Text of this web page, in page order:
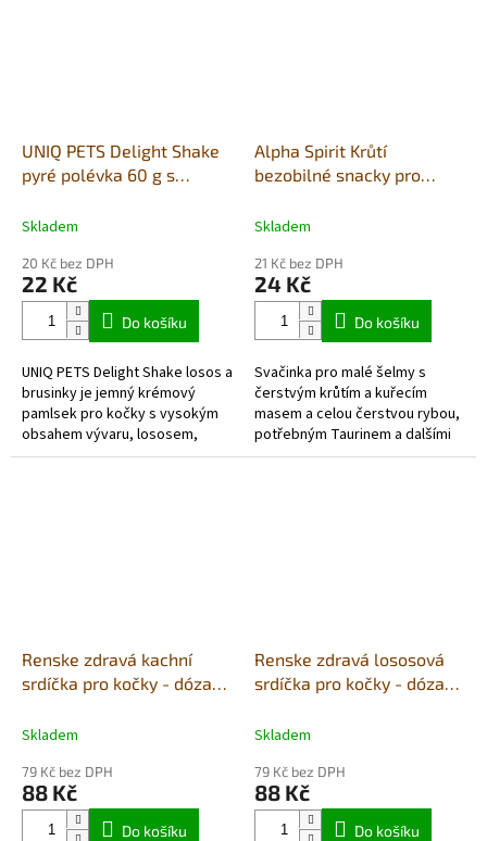
UNIQ PETS Delight Shake
pyré polévka 60 g s
bal.)
Skladem
20 Kč bez DPH
22 Kč
Do košíku
UNIQ PETS Delight Shake losos a
brusinky je jemný krémový
pamlsek pro kočky s vysokým
obsahem vývaru, lososem,
kuřecím masem a brusinkami.
Alpha Spirit Krůtí
bezobilné snacky pro
Skladem
21 Kč bez DPH
24 Kč
Do košíku
Svačinka pro malé šelmy s
čerstvým krůtím a kuřecím
masem a celou čerstvou rybou,
potřebným Taurinem a dalšími
přírodními ingrediencemi.
Renske zdravá kachní
srdíčka pro kočky - dóza
Skladem
79 Kč bez DPH
88 Kč
Do košíku
Renske zdravá lososová
srdíčka pro kočky - dóza
Skladem
79 Kč bez DPH
88 Kč
Do košíku